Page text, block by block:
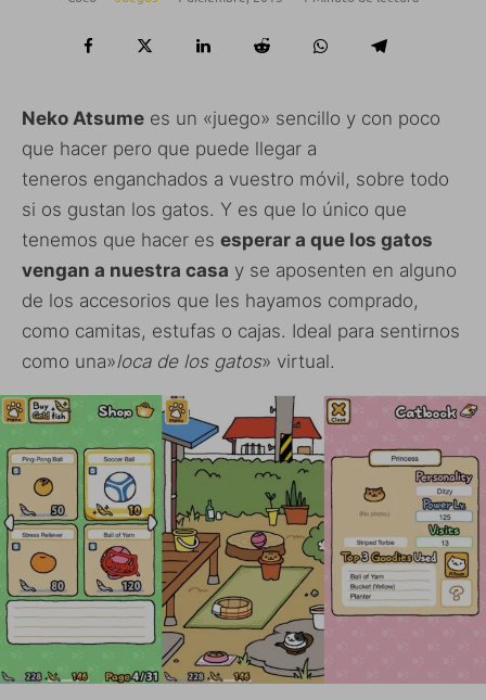
Neko Atsume es un «juego» sencillo y con poco
que hacer pero que puede llegar a
teneros enganchados a vuestro móvil, sobre todo
si os gustan los gatos. Y es que lo único que
tenemos que hacer es esperar a que los gatos
vengan a nuestra casa y se aposenten en alguno
de los accesorios que les hayamos comprado,
como camitas, estufas o cajas. Ideal para sentirnos
como una»loca de los gatos» virtual.